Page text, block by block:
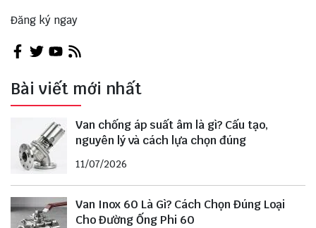
Đăng ký ngay
Bài viết mới nhất
Van chống áp suất âm là gì? Cấu tạo,
nguyên lý và cách lựa chọn đúng
11/07/2026
Van Inox 60 Là Gì? Cách Chọn Đúng Loại
Cho Đường Ống Phi 60